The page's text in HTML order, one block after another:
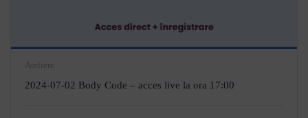
Ateliere
2024-07-02 Body Code – acces live la ora 17:00